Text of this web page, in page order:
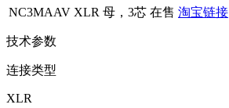
NC3MAAV XLR 母，3芯 在售 淘宝链接
技术参数
连接类型
XLR